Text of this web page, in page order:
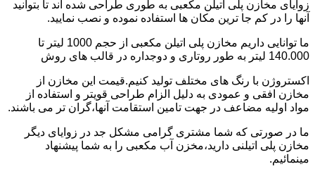
زوایای مخازن پلی اتیلن مکعبی به طوری طراحی شده اند تا بتوانید
آنها را در کم جا ترین مکان ها استفاده نموده و نصب نمایید.
ما توانایی داریم مخازن پلی اتیلن مکعبی از حجم 1000 لیتر تا
140.000 لیتر به طور روتاری و دوجداره در قالب های روش
اکستروژن با رنگ های مختلف تولید کنیم.قیمت این مخازن از
مخازن افقی و عمودی به دلیل الزام طراحی قویتر و استفاده از
مواد اولیه مضاعف در جهت تامین استقامت آنها،گران تر می باشند.
ما در صورتی که شما مشتری گرامی مشکل جد در زوایای دیگر
مخازن پلی اتیلنی دارید،مخزن آب مکعبی را به شما پیشنهاد
مینمائیم.